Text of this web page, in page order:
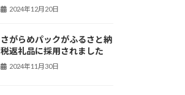
2024年12月20日
さがらめパックがふるさと納
税返礼品に採用されました
2024年11月30日